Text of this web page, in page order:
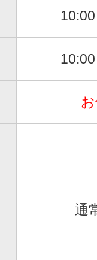
通